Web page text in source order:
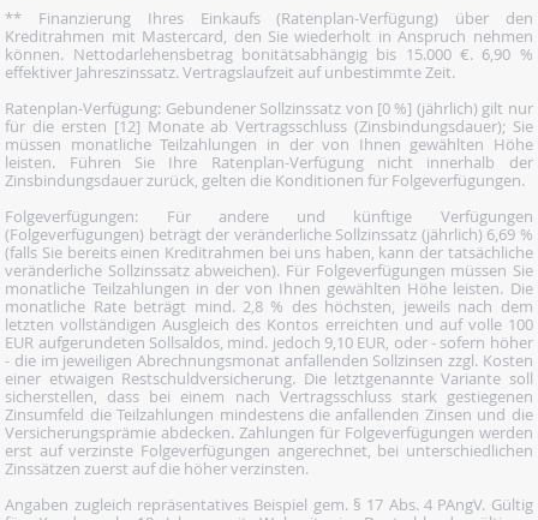
** Finanzierung Ihres Einkaufs (Ratenplan-Verfügung) über den
Kreditrahmen mit Mastercard, den Sie wiederholt in Anspruch nehmen
können. Nettodarlehensbetrag bonitätsabhängig bis 15.000 €. 6,90 %
effektiver Jahreszinssatz. Vertragslaufzeit auf unbestimmte Zeit.
Ratenplan-Verfügung: Gebundener Sollzinssatz von [0 %] (jährlich) gilt nur
für die ersten [12] Monate ab Vertragsschluss (Zinsbindungsdauer); Sie
müssen monatliche Teilzahlungen in der von Ihnen gewählten Höhe
leisten. Führen Sie Ihre Ratenplan-Verfügung nicht innerhalb der
Zinsbindungsdauer zurück, gelten die Konditionen für Folgeverfügungen.
Folgeverfügungen: Für andere und künftige Verfügungen
(Folgeverfügungen) beträgt der veränderliche Sollzinssatz (jährlich) 6,69 %
(falls Sie bereits einen Kreditrahmen bei uns haben, kann der tatsächliche
veränderliche Sollzinssatz abweichen). Für Folgeverfügungen müssen Sie
monatliche Teilzahlungen in der von Ihnen gewählten Höhe leisten. Die
monatliche Rate beträgt mind. 2,8 % des höchsten, jeweils nach dem
letzten vollständigen Ausgleich des Kontos erreichten und auf volle 100
EUR aufgerundeten Sollsaldos, mind. jedoch 9,10 EUR, oder - sofern höher
- die im jeweiligen Abrechnungsmonat anfallenden Sollzinsen zzgl. Kosten
einer etwaigen Restschuldversicherung. Die letztgenannte Variante soll
sicherstellen, dass bei einem nach Vertragsschluss stark gestiegenen
Zinsumfeld die Teilzahlungen mindestens die anfallenden Zinsen und die
Versicherungsprämie abdecken. Zahlungen für Folgeverfügungen werden
erst auf verzinste Folgeverfügungen angerechnet, bei unterschiedlichen
Zinssätzen zuerst auf die höher verzinsten.
Angaben zugleich repräsentatives Beispiel gem. § 17 Abs. 4 PAngV. Gültig